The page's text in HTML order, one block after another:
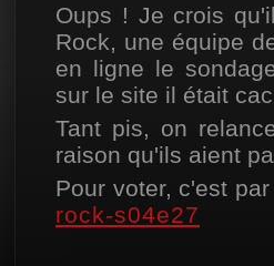
Oups ! Je crois
Rock, une équipe
en ligne le
sur le site il était
Tant pis, on
raison qu'ils aient
Pour voter, c'est par
rock-s04e27